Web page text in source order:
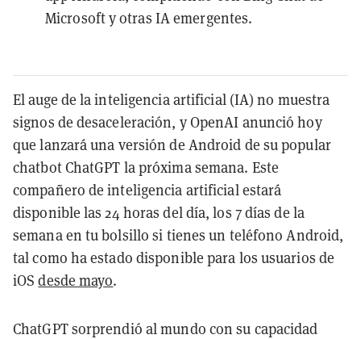
Microsoft y otras IA emergentes.
El auge de la inteligencia artificial (IA) no muestra
signos de desaceleración, y OpenAI anunció hoy
que lanzará una versión de Android de su popular
chatbot ChatGPT la próxima semana. Este
compañero de inteligencia artificial estará
disponible las 24 horas del día, los 7 días de la
semana en tu bolsillo si tienes un teléfono Android,
tal como ha estado disponible para los usuarios de
iOSdesde mayo.
ChatGPT sorprendió al mundo con su capacidad